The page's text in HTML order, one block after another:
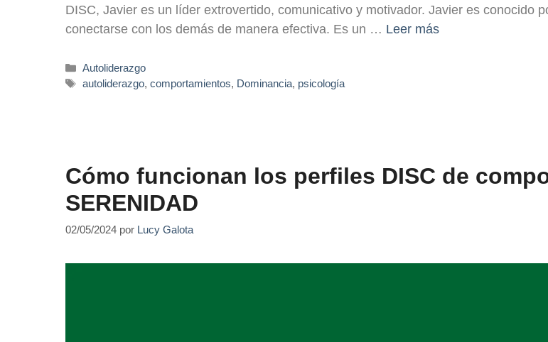
DISC, Javier es un líder extrovertido, comunicativo y motivador. Javier es conocido
conectarse con los demás de manera efectiva. Es un … Leer más
Autoliderazgo
autoliderazgo,comportamientos, Dominancia, psicología
Cómo funcionan los perfiles DISC de
SERENIDAD
02/05/2024 por Lucy Galota